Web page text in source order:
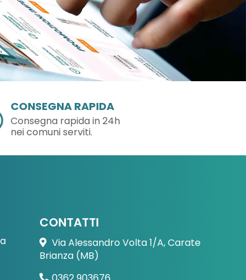
CONSEGNA RAPIDA
Consegna rapida in 24h
nei comuni serviti.
CONTATTI
Via Alessandro Volta 1/A, Carate
Brianza (MB)